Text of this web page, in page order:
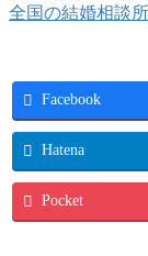
全国の結婚相談
Facebook
Hatena
Pocket